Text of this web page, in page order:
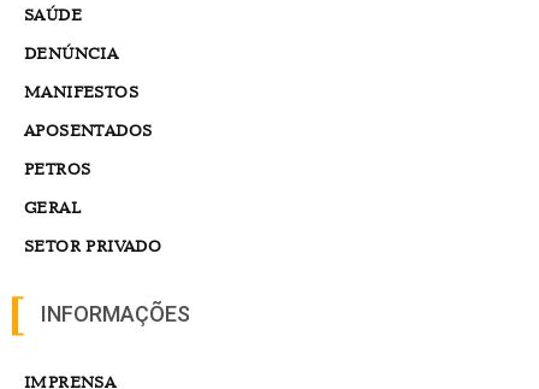
SAÚDE
DENÚNCIA
MANIFESTOS
APOSENTADOS
PETROS
GERAL
SETOR PRIVADO
INFORMAÇÕES
IMPRENSA